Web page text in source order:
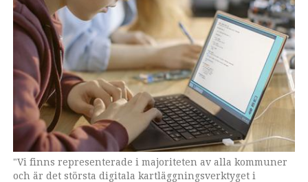
"Vi finns representerade i majoriteten av alla kommuner
och är det största digitala kartläggningsverktyget i
Skärmdump från verktyget.